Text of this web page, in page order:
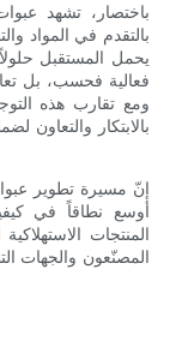
باختصار، تشهد
بالتقدم في المواد
يحمل المستقبل
فعالية فحسب، بل
ومع تقارب هذه
بالابتكار والتعاون
إنّ مسيرة تطوير
أوسع نطاقاً في
المنتجات
المصنّعون والجهات